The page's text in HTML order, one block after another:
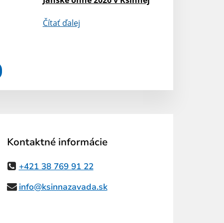
Čítať ďalej
Kontaktné informácie
+421 38 769 91 22
info@ksinnazavada.sk